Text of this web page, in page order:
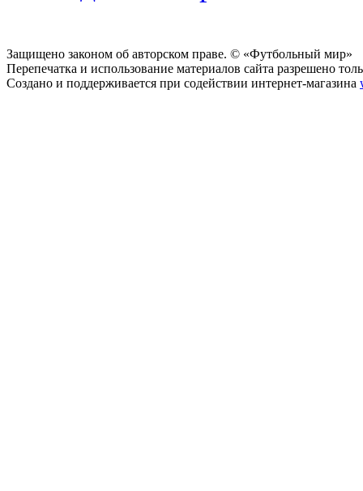
Защищено законом об авторском праве. © «Футбольный мир»
Перепечатка и использование материалов сайта разрешено
Создано и поддерживается при содействии интернет-магазина